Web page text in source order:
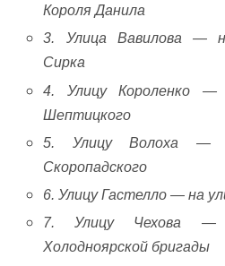
Короля Данила
3. Улица Вавилова —
Сирка
4. Улицу Короленко —
Шептицкого
5. Улицу Волоха —
Скоропадского
6. Улицу Гастелло — на
7. Улицу Чехова —
Холодноярской бригады